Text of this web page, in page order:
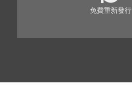
免費重新發行